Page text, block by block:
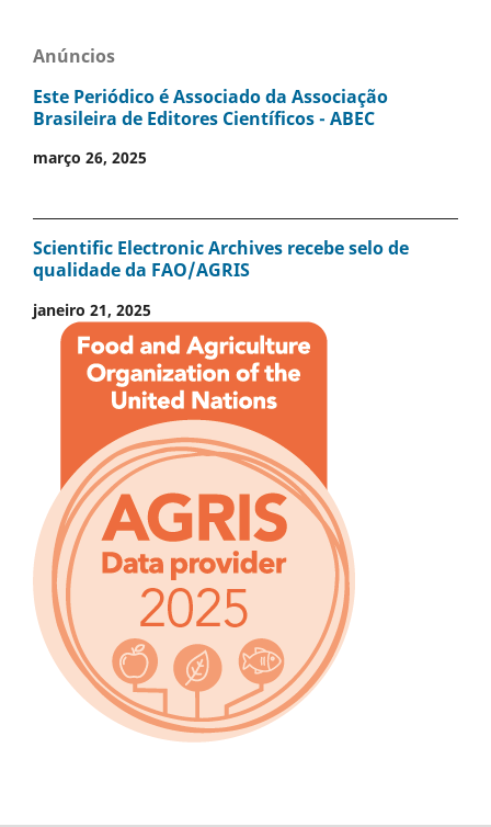
Anúncios
Este Periódico é Associado da Associação
Brasileira de Editores Científicos - ABEC
março 26, 2025
Scientific Electronic Archives recebe selo de
qualidade da FAO/AGRIS
janeiro 21, 2025